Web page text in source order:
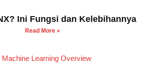
Ini Fungsi dan Kelebihannya
Read More »